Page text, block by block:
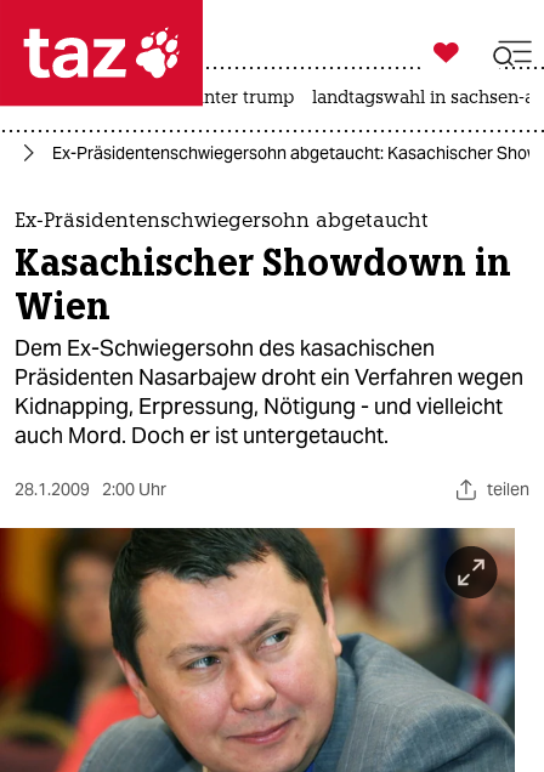
 taz zahl ich
taz zahl ich
themen
politik
öko
gesellschaft
kultur
sport
berlin
nord
wahrheit
verlag
verlag

taz zahl ich
usa unter trump landtagswahl in sachsen-
Ex-Präsidentenschwiegersohn abgetaucht: Kasachischer
Ex-Präsidentenschwiegersohn abgetaucht
Kasachischer Showdown in
Wien
Dem Ex-Schwiegersohn des kasachischen
Präsidenten Nasarbajew droht ein Verfahren wegen
Kidnapping, Erpressung, Nötigung - und vielleicht
auch Mord. Doch er ist untergetaucht.
28.1.2009 2:00 Uhr teilen